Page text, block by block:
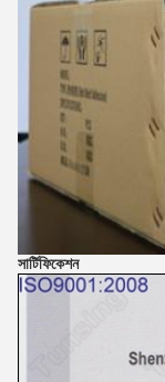
সার্টিফিকেশন